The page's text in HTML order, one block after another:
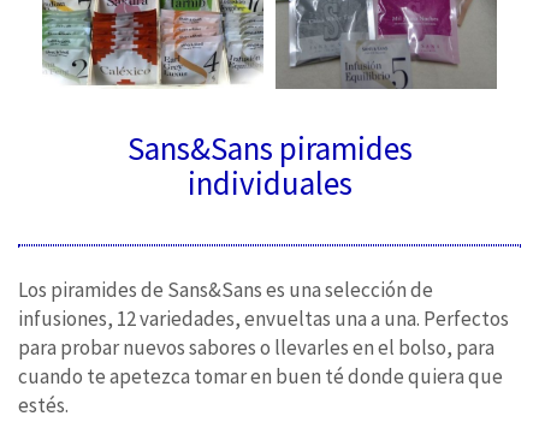
Sans&Sans piramides
individuales
Los piramides de Sans&Sans es una selección de
infusiones, 12 variedades, envueltas una a una. Perfectos
para probar nuevos sabores o llevarles en el bolso, para
cuando te apetezca tomar en buen té donde quiera que
estés.